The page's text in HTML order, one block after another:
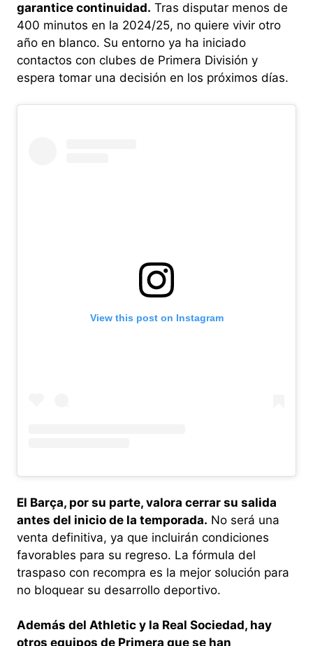
garantice continuidad. Tras disputar menos de
400 minutos en la 2024/25, no quiere vivir otro
año en blanco. Su entorno ya ha iniciado
contactos con clubes de Primera División y
espera tomar una decisión en los próximos días.
View this post on Instagram
El Barça, por su parte, valora cerrar su salida
antes del inicio de la temporada. No será una
venta definitiva, ya que incluirán condiciones
favorables para su regreso. La fórmula del
traspaso con recompra es la mejor solución para
no bloquear su desarrollo deportivo.
Además del Athletic y la Real Sociedad, hay
otros equipos de Primera que se han